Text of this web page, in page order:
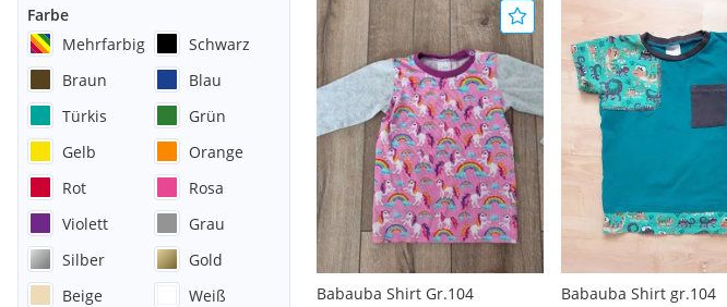
Farbe
Mehrfarbig
Schwarz
Braun
Blau
Türkis
Grün
Gelb
Orange
Rot
Rosa
Violett
Grau
Silber
Gold
Beige
Weiß
Babauba Shirt Gr.104
Babauba Shirt gr.104